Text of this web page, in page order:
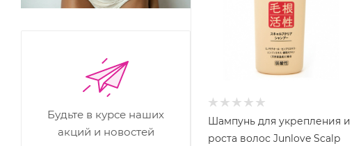
Шампунь для укрепления и
роста волос Junlove Scalp
Будьте в курсе наших
акций и новостей